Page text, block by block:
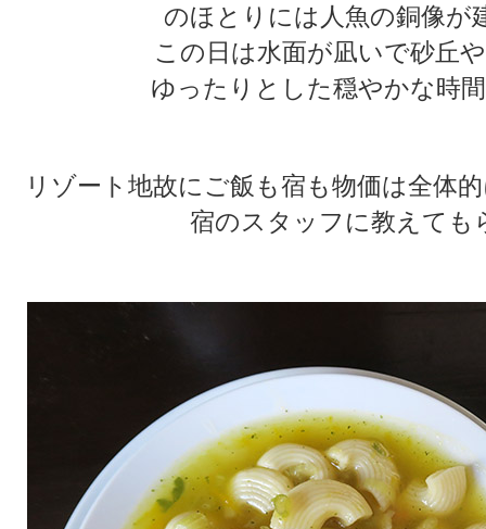
のほとりには人魚の銅像が
この日は水面が凪いで砂丘
ゆったりとした穏やかな時
リゾート地故にご飯も宿も物価は全体
宿のスタッフに教えても